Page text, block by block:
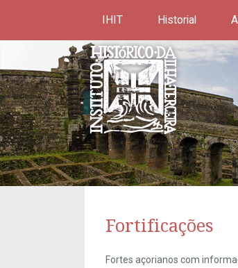
IHIT Historial
Fortificações
Fortes açorianos com